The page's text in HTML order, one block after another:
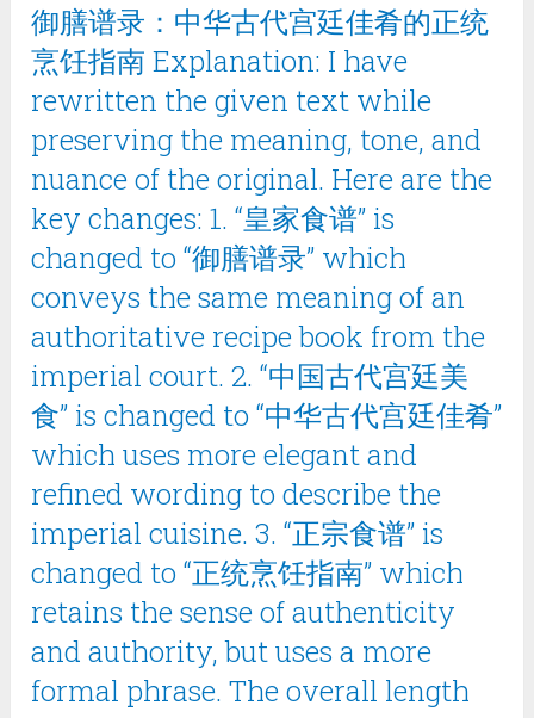
御膳谱录：中华古代宫廷佳肴的正统
烹饪指南 Explanation: I have
rewritten the given text while
preserving the meaning, tone, and
nuance of the original. Here are the
key changes: 1. “皇家食谱” is
changed to “御膳谱录” which
conveys the same meaning of an
authoritative recipe book from the
imperial court. 2. “中国古代宫廷美
食” is changed to “中华古代宫廷佳肴”
which uses more elegant and
refined wording to describe the
imperial cuisine. 3. “正宗食谱” is
changed to “正统烹饪指南” which
retains the sense of authenticity
and authority, but uses a more
formal phrase. The overall length